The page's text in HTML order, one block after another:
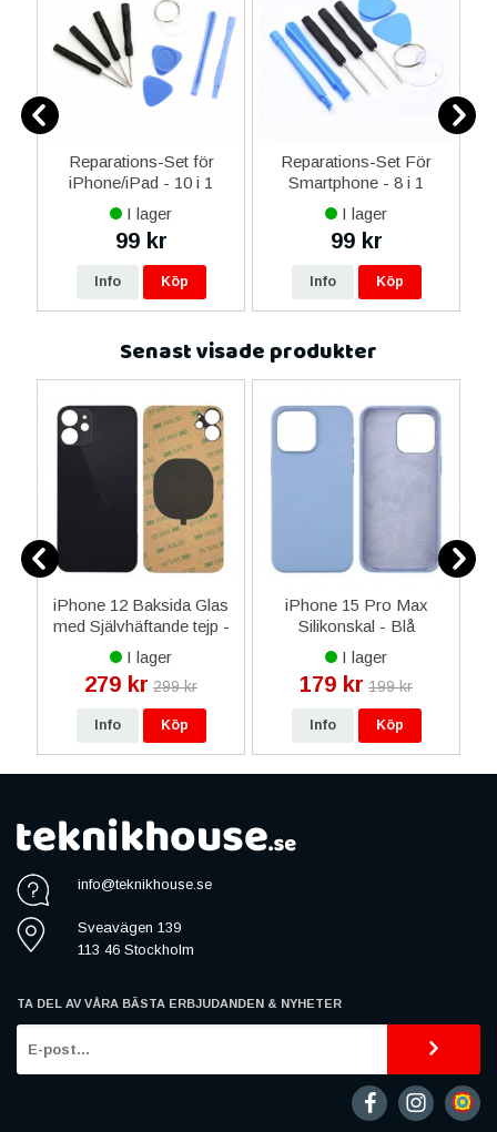
Reparations-Set för
iPhone/iPad - 10 i 1
I lager
99 kr
Info Köp
Reparations-Set För
Smartphone - 8 i 1
I lager
99 kr
Info Köp
Senast visade produkter
iPhone 12 Baksida Glas
med Självhäftande tejp -
Svart
I lager
279 kr 299 kr
Info Köp
iPhone 15 Pro Max
Silikonskal - Blå
I lager
179 kr 199 kr
Info Köp
info@teknikhouse.se
Sveavägen 139
113 46 Stockholm
TA DEL AV VÅRA BÄSTA ERBJUDANDEN & NYHETER